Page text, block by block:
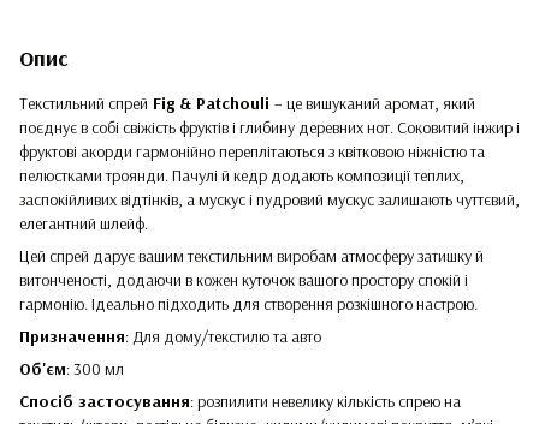
Опис
Текстильний спрей Fig & Patchouli – це вишуканий аромат, який
поєднує в собі свіжість фруктів і глибину деревних нот. Соковитий інжир і
фруктові акорди гармонійно переплітаються з квітковою ніжністю та
пелюстками троянди. Пачулі й кедр додають композиції теплих,
заспокійливих відтінків, а мускус і пудровий мускус залишають чуттєвий,
елегантний шлейф.
Цей спрей дарує вашим текстильним виробам атмосферу затишку й
витонченості, додаючи в кожен куточок вашого простору спокій і
гармонію. Ідеально підходить для створення розкішного настрою.
Призначення: Для дому/текстилю та авто
Об'єм: 300 мл
Спосіб застосування: розпилити невелику кількість спрею на